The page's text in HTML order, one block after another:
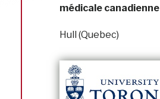
médicale canadienne
Hull (Quebec)